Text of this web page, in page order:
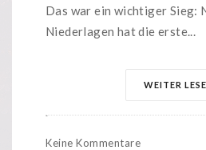
Das war ein wichtiger Sieg:
Niederlagen hat die erste...
WEITER
Keine Kommentare